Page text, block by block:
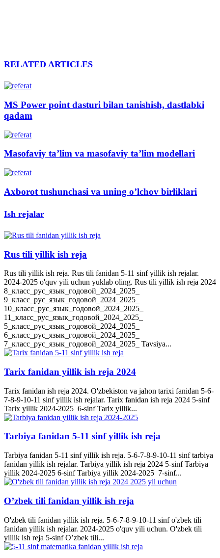
RELATED ARTICLES
MS Power point dasturi bilan tanishish, dastlabki
qadam
Masofaviy ta’lim va masofaviy ta’lim modellari
Axborot tushunchasi va uning o’lchov birliklari
Ish rejalar
Rus tili yillik ish reja
Rus tili yillik ish reja. Rus tili fanidan 5-11 sinf yillik ish rejalar.
2024-2025 o'quv yili uchun yuklab oling. Rus tili yillik ish reja 2024
8_класс_рус_язык_годовой_2024_2025_
9_класс_рус_язык_годовой_2024_2025_
10_класс_рус_язык_годовой_2024_2025_
11_класс_рус_язык_годовой_2024_2025_
5_класс_рус_язык_годовой_2024_2025_
6_класс_рус_язык_годовой_2024_2025_
7_класс_рус_язык_годовой_2024_2025_ Tavsiya...
Tarix fanidan yillik ish reja 2024
Tarix fanidan ish reja 2024. O'zbekiston va jahon tarixi fanidan 5-6-
7-8-9-10-11 sinf yillik ish rejalar. Tarix fanidan ish reja 2024 5-sinf
Tarix yillik 2024-2025 6-sinf Tarix yillik...
Tarbiya fanidan 5-11 sinf yillik ish reja
Tarbiya fanidan 5-11 sinf yillik ish reja. 5-6-7-8-9-10-11 sinf tarbiya
fanidan yillik ish rejalar. Tarbiya yillik ish reja 2024 5-sinf Tarbiya
yillik 2024-2025 6-sinf Tarbiya yillik 2024-2025 7-sinf...
O’zbek tili fanidan yillik ish reja
O'zbek tili fanidan yillik ish reja. 5-6-7-8-9-10-11 sinf o'zbek tili
fanidan yillik ish rejalar. 2024-2025 o'quv yili uchun. O'zbek tili
yillik ish reja 5-sinf O’zbek tili...